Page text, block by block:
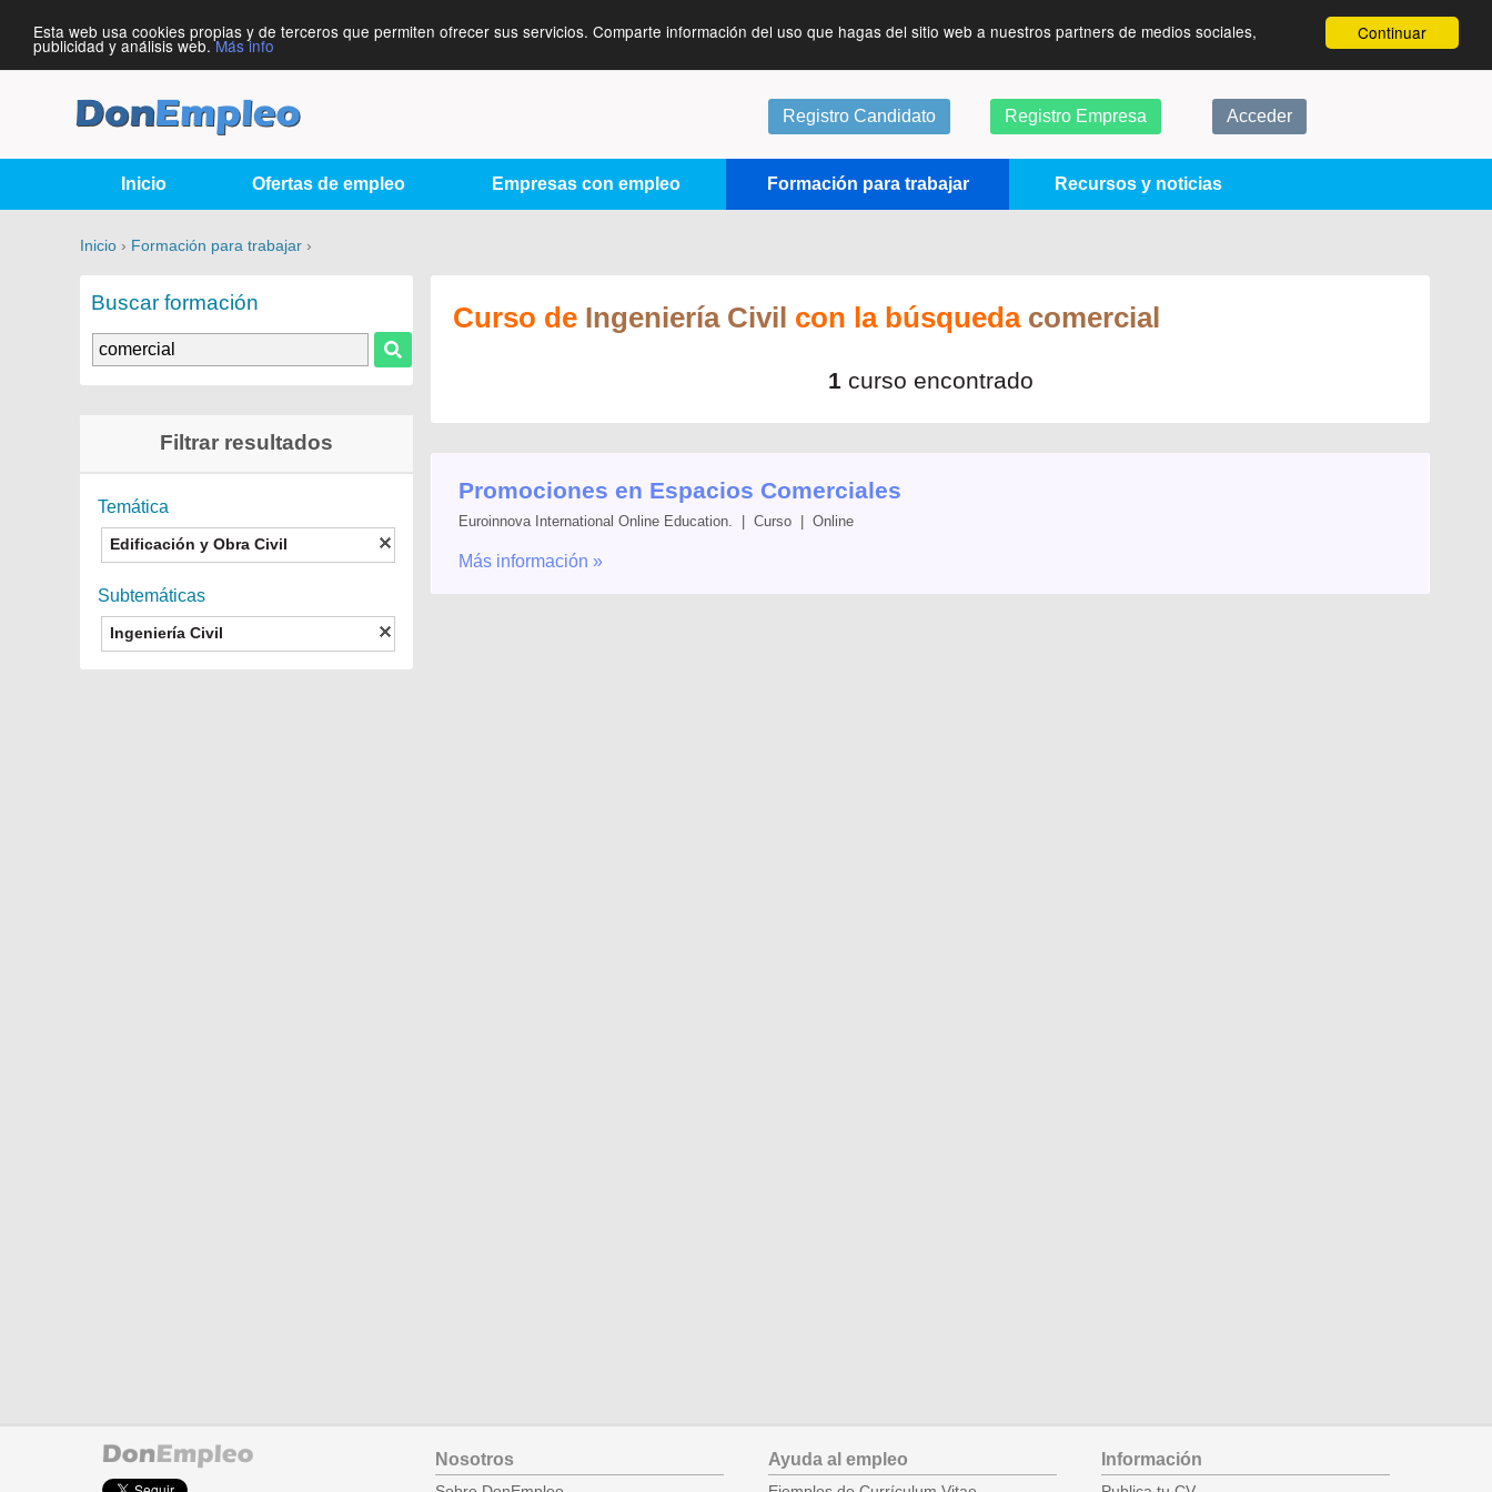
Continuar
Esta web usa cookies propias y de terceros que permiten ofrecer sus servicios. Comparte información del uso que hagas del sitio web a nuestros partners de medios sociales,
publicidad y análisis web.Más info
Registro Candidato Registro Empresa Acceder
Inicio Ofertas de empleo Empresas con empleo Formación para trabajar Recursos y noticias
Inicio › Formación para trabajar ›
Buscar formación
Filtrar resultados
Temática
Edificación y Obra Civil
Subtemáticas
Ingeniería Civil
Curso de Ingeniería Civil con la búsqueda comercial
1 curso encontrado
Promociones en Espacios Comerciales
Euroinnova International Online Education. | Curso | Online
Más información »
Nosotros Ayuda al empleo Información